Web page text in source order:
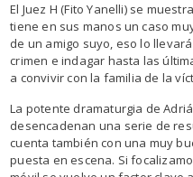
El Juez H (Fito Yanelli) se
tiene en sus manos un caso
de un amigo suyo, eso lo
crimen e indagar hasta las
a convivir con la familia de la
La potente dramaturgia de
desencadenan una serie de
cuenta también con una muy
puesta en escena. Si